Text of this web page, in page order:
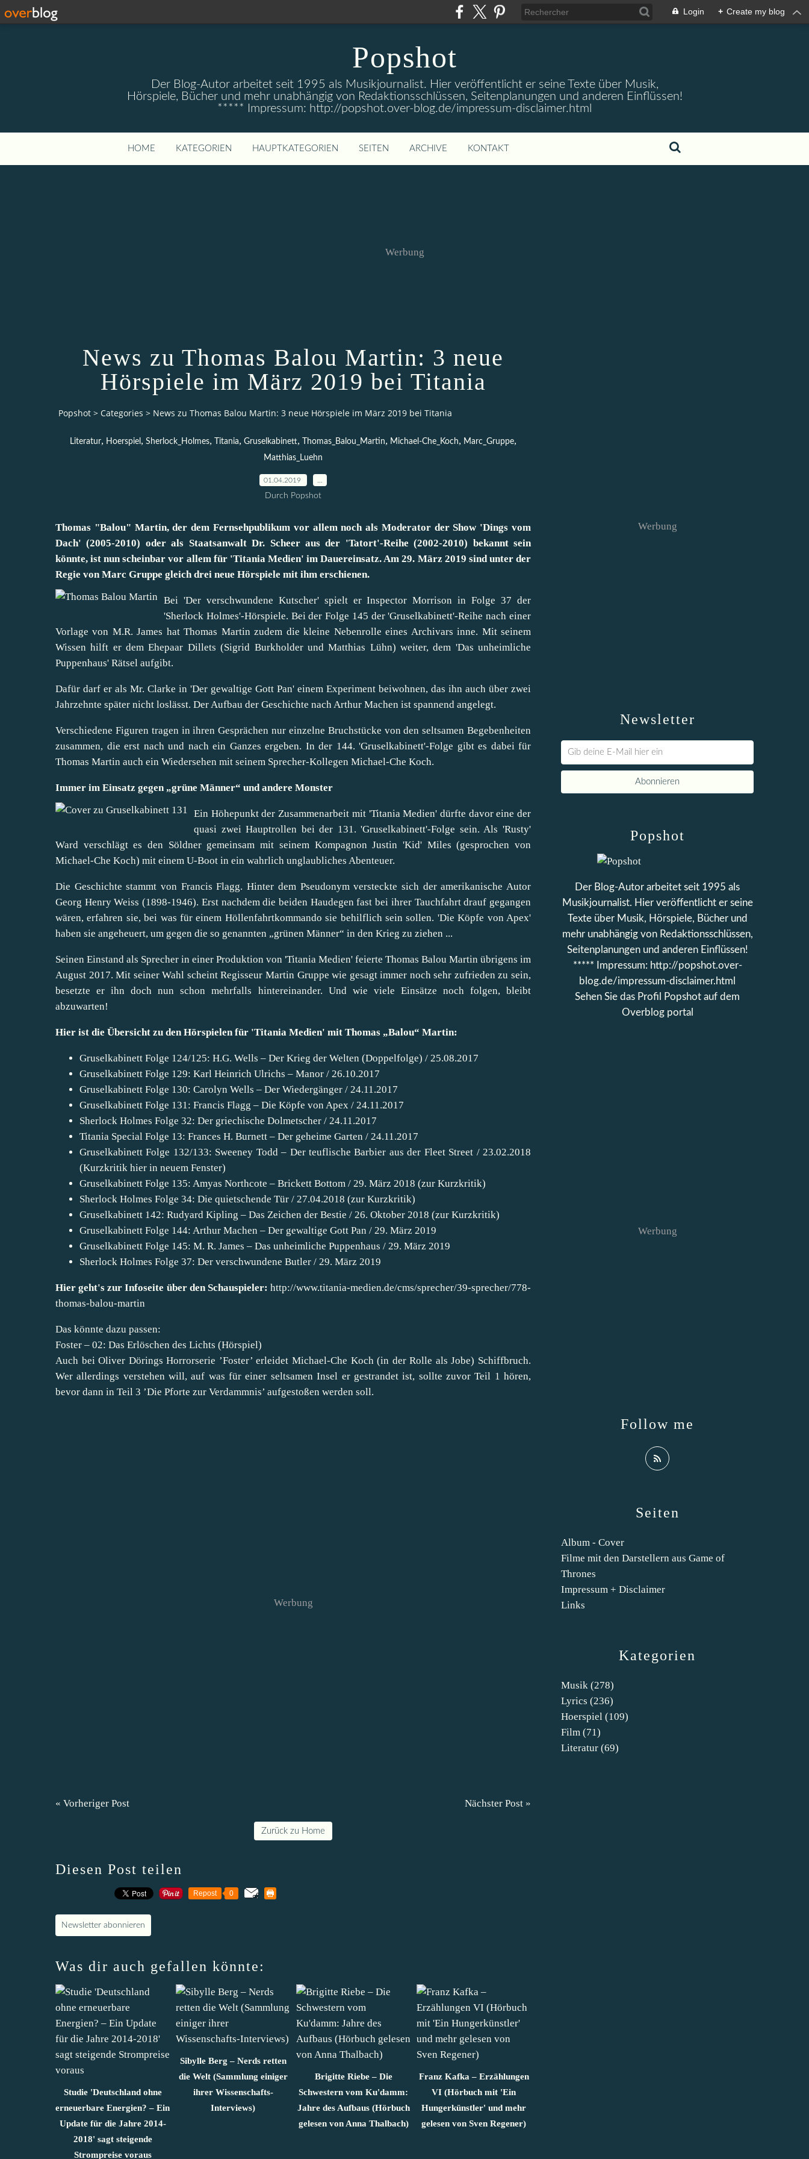
Login + Create my blog
Popshot
Der Blog-Autor arbeitet seit 1995 als Musikjournalist. Hier veröffentlicht er seine Texte über Musik,
Hörspiele, Bücher und mehr unabhängig von Redaktionsschlüssen, Seitenplanungen und anderen Einflüssen!
***** Impressum: http://popshot.over-blog.de/impressum-disclaimer.html
HOME KATEGORIEN HAUPTKATEGORIEN SEITEN ARCHIVE KONTAKT
Werbung
News zu Thomas Balou Martin: 3 neue
Hörspiele im März 2019 bei Titania
Popshot > Categories > News zu Thomas Balou Martin: 3 neue Hörspiele im März 2019 bei Titania
Literatur, Hoerspiel , Sherlock_Holmes, Titania, Gruselkabinett, Thomas_Balou_Martin, Michael-Che_Koch, Marc_Gruppe,
Matthias_Luehn
01.04.2019
Durch Popshot
Thomas "Balou" Martin, der dem Fernsehpublikum vor allem noch als Moderator der Show 'Dings vom
Dach' (2005-2010) oder als Staatsanwalt Dr. Scheer aus der 'Tatort'-Reihe (2002-2010) bekannt sein
könnte, ist nun scheinbar vor allem für 'Titania Medien' im Dauereinsatz. Am 29. März 2019 sind unter der
Regie von Marc Gruppe gleich drei neue Hörspiele mit ihm erschienen.
Bei 'Der verschwundene Kutscher' spielt er Inspector Morrison in Folge 37 der
'Sherlock Holmes'-Hörspiele. Bei der Folge 145 der 'Gruselkabinett'-Reihe nach einer
Vorlage von M.R. James hat Thomas Martin zudem die kleine Nebenrolle eines Archivars inne. Mit seinem
Wissen hilft er dem Ehepaar Dillets (Sigrid Burkholder und Matthias Lühn) weiter, dem 'Das unheimliche
Puppenhaus' Rätsel aufgibt.
Dafür darf er als Mr. Clarke in 'Der gewaltige Gott Pan' einem Experiment beiwohnen, das ihn auch über zwei
Jahrzehnte später nicht loslässt. Der Aufbau der Geschichte nach Arthur Machen ist spannend angelegt.
Verschiedene Figuren tragen in ihren Gesprächen nur einzelne Bruchstücke von den seltsamen Begebenheiten
zusammen, die erst nach und nach ein Ganzes ergeben. In der 144. 'Gruselkabinett'-Folge gibt es dabei für
Thomas Martin auch ein Wiedersehen mit seinem Sprecher-Kollegen Michael-Che Koch.
Immer im Einsatz gegen „grüne Männer“ und andere Monster
Ein Höhepunkt der Zusammenarbeit mit 'Titania Medien' dürfte davor eine der
quasi zwei Hauptrollen bei der 131. 'Gruselkabinett'-Folge sein. Als 'Rusty'
Ward verschlägt es den Söldner gemeinsam mit seinem Kompagnon Justin 'Kid' Miles (gesprochen von
Michael-Che Koch) mit einem U-Boot in ein wahrlich unglaubliches Abenteuer.
Die Geschichte stammt von Francis Flagg. Hinter dem Pseudonym versteckte sich der amerikanische Autor
Georg Henry Weiss (1898-1946). Erst nachdem die beiden Haudegen fast bei ihrer Tauchfahrt drauf gegangen
wären, erfahren sie, bei was für einem Höllenfahrtkommando sie behilflich sein sollen. 'Die Köpfe von Apex'
haben sie angeheuert, um gegen die so genannten „grünen Männer“ in den Krieg zu ziehen ...
Seinen Einstand als Sprecher in einer Produktion von 'Titania Medien' feierte Thomas Balou Martin übrigens im
August 2017. Mit seiner Wahl scheint Regisseur Martin Gruppe wie gesagt immer noch sehr zufrieden zu sein,
besetzte er ihn doch nun schon mehrfalls hintereinander. Und wie viele Einsätze noch folgen, bleibt
abzuwarten!
Hier ist die Übersicht zu den Hörspielen für 'Titania Medien' mit Thomas „Balou“ Martin:
Gruselkabinett Folge 124/125: H.G. Wells – Der Krieg der Welten (Doppelfolge) / 25.08.2017
Gruselkabinett Folge 129: Karl Heinrich Ulrichs – Manor / 26.10.2017
Gruselkabinett Folge 130: Carolyn Wells – Der Wiedergänger / 24.11.2017
Gruselkabinett Folge 131: Francis Flagg – Die Köpfe von Apex / 24.11.2017
Sherlock Holmes Folge 32: Der griechische Dolmetscher / 24.11.2017
Titania Special Folge 13: Frances H. Burnett – Der geheime Garten / 24.11.2017
Gruselkabinett Folge 132/133: Sweeney Todd – Der teuflische Barbier aus der Fleet Street / 23.02.2018
(Kurzkritik hier in neuem Fenster)
Gruselkabinett Folge 135: Amyas Northcote – Brickett Bottom / 29. März 2018 (zur Kurzkritik)
Sherlock Holmes Folge 34: Die quietschende Tür / 27.04.2018 (zur Kurzkritik)
Gruselkabinett 142: Rudyard Kipling – Das Zeichen der Bestie / 26. Oktober 2018 (zur Kurzkritik)
Gruselkabinett Folge 144: Arthur Machen – Der gewaltige Gott Pan / 29. März 2019
Gruselkabinett Folge 145: M. R. James – Das unheimliche Puppenhaus / 29. März 2019
Sherlock Holmes Folge 37: Der verschwundene Butler / 29. März 2019
Hier geht's zur Infoseite über den Schauspieler: http://www.titania-medien.de/cms/sprecher/39-sprecher/778-
thomas-balou-martin
Das könnte dazu passen:
Foster – 02: Das Erlöschen des Lichts (Hörspiel)
Auch bei Oliver Dörings Horrorserie ’Foster’ erleidet Michael-Che Koch (in der Rolle als Jobe) Schiffbruch.
Wer allerdings verstehen will, auf was für einer seltsamen Insel er gestrandet ist, sollte zuvor Teil 1 hören,
bevor dann in Teil 3 ’Die Pforte zur Verdammnis’ aufgestoßen werden soll.
Werbung
« Vorheriger Post Nächster Post »
Zurück zu Home
Diesen Post teilen
Repost 0
Newsletter abonnieren
Was dir auch gefallen könnte:
Studie 'Deutschland ohne
erneuerbare Energien? – Ein
Update für die Jahre 2014-
2018' sagt steigende
Strompreise voraus
Sibylle Berg – Nerds retten
die Welt (Sammlung einiger
ihrer Wissenschafts-
Interviews)
Brigitte Riebe – Die
Schwestern vom Ku'damm:
Jahre des Aufbaus (Hörbuch
gelesen von Anna Thalbach)
Franz Kafka – Erzählungen
VI (Hörbuch mit 'Ein
Hungerkünstler' und mehr
gelesen von Sven Regener)
Newsletter
Werbung
Kategorien
Musik (278)
Lyrics (236)
Hoerspiel (109)
Film (71)
Literatur (69)
Seiten
Album - Cover
Filme mit den Darstellern aus Game of
Thrones
Impressum + Disclaimer
Links
Popshot
Der Blog-Autor arbeitet seit 1995 als
Musikjournalist. Hier veröffentlicht er seine
Texte über Musik, Hörspiele, Bücher und
mehr unabhängig von Redaktionsschlüssen,
Seitenplanungen und anderen Einflüssen!
***** Impressum: http://popshot.over-
blog.de/impressum-disclaimer.html
Sehen Sie das Profil
Popshot auf dem
Overblog portal
Follow me
Werbung